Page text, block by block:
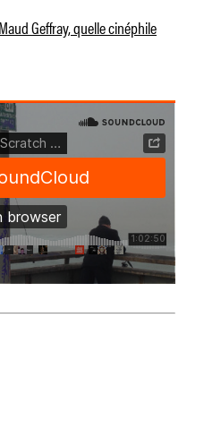
Geffray, quelle cinéphile